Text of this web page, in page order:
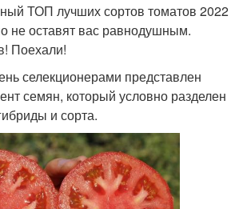
ТОП лучших сортов томатов 2022
не оставят вас равнодушным.
Поехали!
селекционерами представлен
семян, который условно разделен
и сорта.